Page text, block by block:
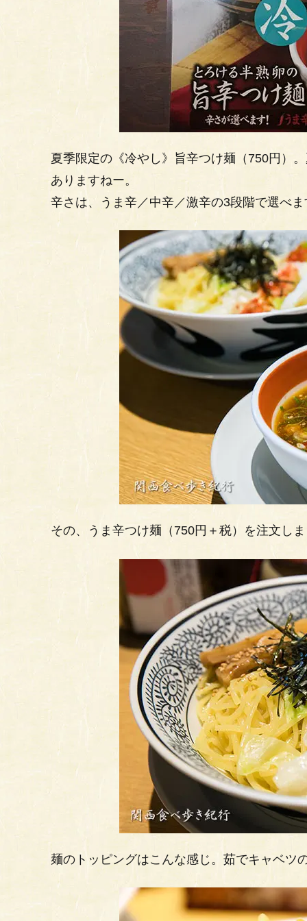
夏季限定の《冷やし》旨辛つけ麺（750円）
ありますねー。
辛さは、うま辛／中辛／激辛の3段階で選べま
その、うま辛つけ麺（750円＋税）を注文し
麺のトッピングはこんな感じ。茹でキャベツ